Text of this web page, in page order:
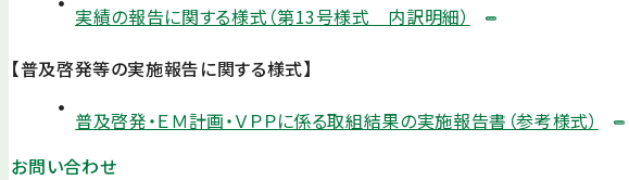
実績の報告に関する様式（第13号様式 内訳明細）
【普及啓発等の実施報告に関する様式】
普及啓発・ＥＭ計画・ＶＰＰに係る取組結果の実施報告書（参考様式）
お問い合わせ